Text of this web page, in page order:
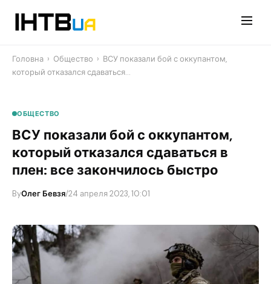
Головна › Общество › ВСУ показали бой с оккупантом,
который отказался сдаваться…
ОБЩЕСТВО
ВСУ показали бой с оккупантом,
который отказался сдаваться в
плен: все закончилось быстро
ByОлег Бевзя/24 апреля 2023, 10:01